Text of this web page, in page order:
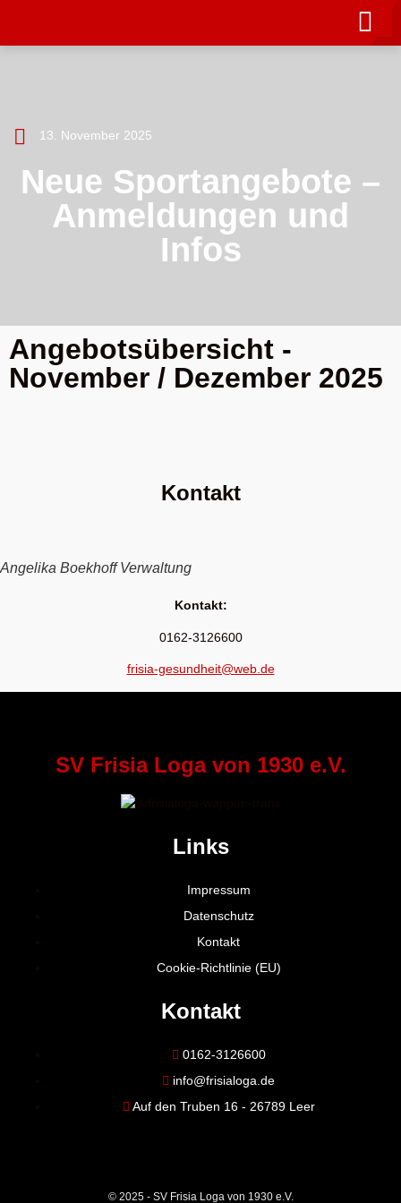
13. November 2025
Neue Sportangebote –
Anmeldungen und
Infos
Angebotsübersicht -
November / Dezember 2025
Kontakt
Angelika Boekhoff Verwaltung
Kontakt:
0162-3126600
frisia-gesundheit@web.de
SV Frisia Loga von 1930 e.V.
Links
Impressum
Datenschutz
Kontakt
Cookie-Richtlinie (EU)
Kontakt
0162-3126600
info@frisialoga.de
Auf den Truben 16 - 26789 Leer
© 2025 - SV Frisia Loga von 1930 e.V.